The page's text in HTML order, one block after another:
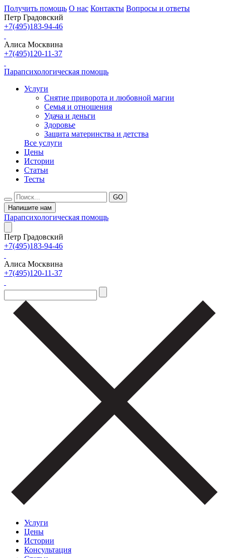
Получить помощь О нас Контакты Вопросы и ответы
Петр Градовский
+7(495)183-94-46
Алиса Москвина
+7(495)120-11-37
Парапсихологическая помощь
Услуги
Снятие приворота и любовной магии
Семья и отношения
Удача и деньги
Здоровье
Защита материнства и детства
Все услуги
Цены
Истории
Статьи
Тесты
Напишите нам
Парапсихологическая помощь
Петр Градовский
+7(495)183-94-46
Алиса Москвина
+7(495)120-11-37
Услуги
Цены
Истории
Консультация